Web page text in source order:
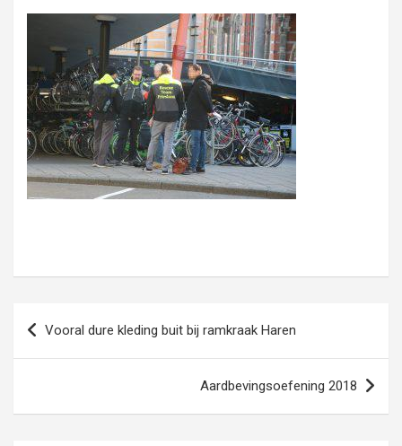
Bericht
navigatie
Vooral dure kleding buit bij ramkraak Haren
Aardbevingsoefening 2018